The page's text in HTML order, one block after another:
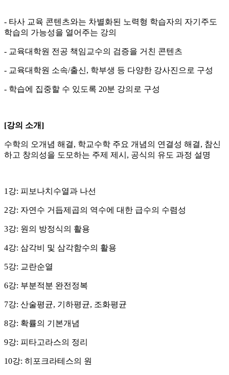
- 타사 교육 콘텐츠와는 차별화된 노력형 학습자의 자기주도
학습의 가능성을 열어주는 강의
- 교육대학원 전공 책임교수의 검증을 거친 콘텐츠
- 교육대학원 소속/출신, 학부생 등 다양한 강사진으로 구성
- 학습에 집중할 수 있도록 20분 강의로 구성
[강의 소개]
수학의 오개념 해결, 학교수학 주요 개념의 연결성 해결, 참신
하고 창의성을 도모하는 주제 제시, 공식의 유도 과정 설명
1강: 피보나치수열과 나선
2강: 자연수 거듭제곱의 역수에 대한 급수의 수렴성
3강: 원의 방정식의 활용
4강: 삼각비 및 삼각함수의 활용
5강: 교란순열
6강: 부분적분 완전정복
7강: 산술평균, 기하평균, 조화평균
8강: 확률의 기본개념
9강: 피타고라스의 정리
10강: 히포크라테스의 원